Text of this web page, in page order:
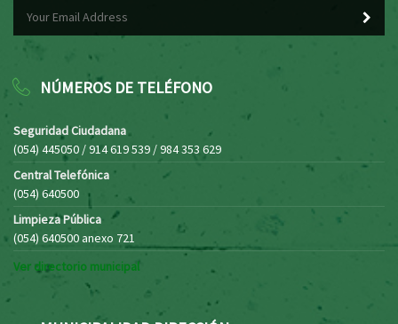
NÚMEROS DE TELÉFONO
Seguridad Ciudadana
(054) 445050 / 914 619 539 / 984 353 629
Central Telefónica
(054) 640500
Limpieza Pública
(054) 640500 anexo 721
Ver directorio municipal